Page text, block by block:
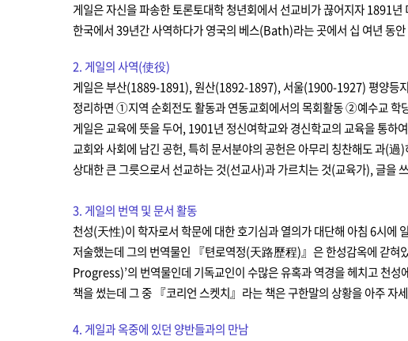
게일은 자신을 파송한 토론토대학 청년회에서 선교비가 끊어지자 1891
한국에서 39년간 사역하다가 영국의 베스(Bath)라는 곳에서 십 여년 동
2. 게일의 사역(使役)
게일은 부산(1889-1891), 원산(1892-1897), 서울(1900-1927) 평양등지
정리하면 ①지역 순회전도 활동과 연동교회에서의 목회활동 ②예수교 학
게일은 교육에 뜻을 두어, 1901년 정신여학교와 경신학교의 교육을 통하
교회와 사회에 남긴 공헌, 특히 문서분야의 공헌은 아무리 칭찬해도 과(
상대한 큰 그릇으로서 선교하는 것(선교사)과 가르치는 것(교육가), 글을
​3. 게일의 번역 및 문서 활동
천성(天性)이 학자로서 학문에 대한 호기심과 열의가 대단해 아침 6시에
저술했는데 그의 번역물인 『텬로역정(天路歷程)』은 한성감옥에 갇
Progress)’의 번역물인데 기독교인이 수많은 유혹과 역경을 헤치고 천
책을 썼는데 그 중 『코리언 스켓치』라는 책은 구한말의 상황을 아주 자
4. 게일과 옥중에 있던 양반들과의 만남